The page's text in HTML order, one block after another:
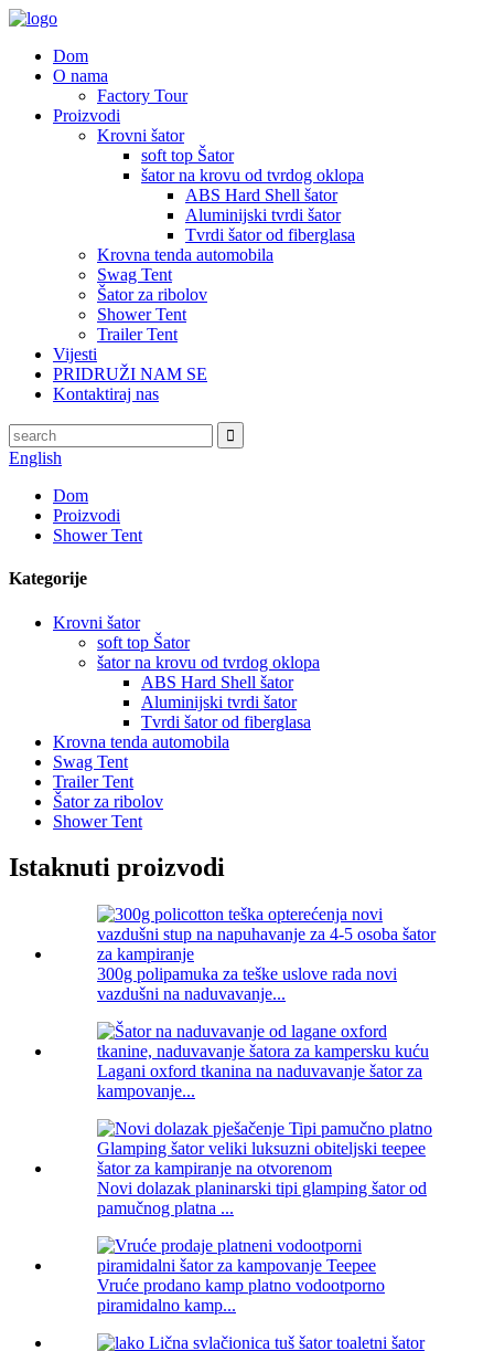
Dom
O nama
Factory Tour
Proizvodi
Krovni šator
soft top Šator
šator na krovu od tvrdog oklopa
ABS Hard Shell šator
Aluminijski tvrdi šator
Tvrdi šator od fiberglasa
Krovna tenda automobila
Swag Tent
Šator za ribolov
Shower Tent
Trailer Tent
Vijesti
PRIDRUŽI NAM SE
Kontaktiraj nas
English
Dom
Proizvodi
Shower Tent
Kategorije
Krovni šator
soft top Šator
šator na krovu od tvrdog oklopa
ABS Hard Shell šator
Aluminijski tvrdi šator
Tvrdi šator od fiberglasa
Krovna tenda automobila
Swag Tent
Trailer Tent
Šator za ribolov
Shower Tent
Istaknuti proizvodi
300g polipamuka za teške uslove rada novi
vazdušni na naduvavanje...
Lagani oxford tkanina na naduvavanje šator za
kampovanje...
Novi dolazak planinarski tipi glamping šator od
pamučnog platna ...
Vruće prodano kamp platno vodootporno
piramidalno kamp...